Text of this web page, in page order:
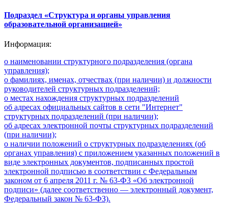
Подраздел «Структура и органы управления
образовательной организацией»
Информация:
о наименовании структурного подразделения (органа
управления);
о фамилиях, именах, отчествах (при наличии) и должности
руководителей структурных подразделений;
о местах нахождения структурных подразделений
об адресах официальных сайтов в сети "Интернет"
структурных подразделений (при наличии);
об адресах электронной почты структурных подразделений
(при наличии);
о наличии положений о структурных подразделениях (об
органах управления) с приложением указанных положений в
виде электронных документов, подписанных простой
электронной подписью в соответствии с Федеральным
законом от 6 апреля 2011 г. № 63-Ф3 «Об электронной
подписи» (далее соответственно — электронный документ,
Федеральный закон № 63-ФЗ).